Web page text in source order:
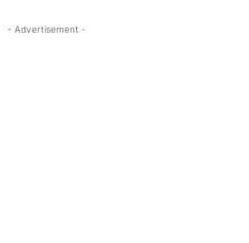
- Advertisement -